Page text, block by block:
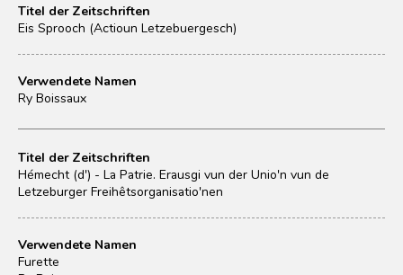
Titel der Zeitschriften
Eis Sprooch (Actioun Letzebuergesch)
Verwendete Namen
Ry Boissaux
Titel der Zeitschriften
Hémecht (d') - La Patrie. Erausgi vun der Unio'n vun de
Letzeburger Freihêtsorganisatio'nen
Verwendete Namen
Furette